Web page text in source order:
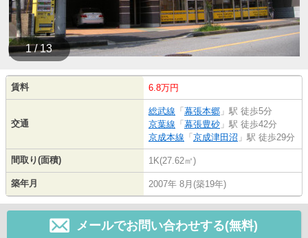
1 / 13
賃料 6.8万円
交通
総武線 「 幕張本郷 」駅 徒歩5分
京葉線 「 幕張豊砂 」駅 徒歩42分
京成本線 「 京成津田沼 」駅 徒歩29分
間取り(面積) 1K(27.62㎡)
築年月 2007年 8月(築19年)
メールでお問い合わせする(無料)